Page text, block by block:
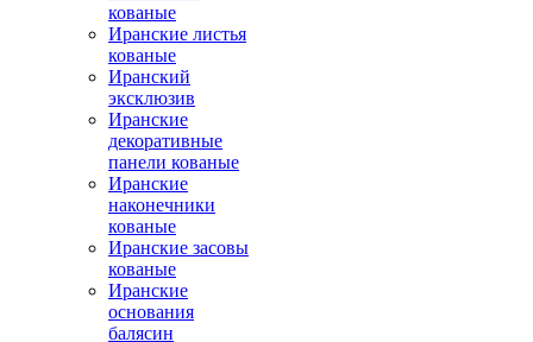
кованые
Иранские листья
кованые
Иранский
эксклюзив
Иранские
декоративные
панели кованые
Иранские
наконечники
кованые
Иранские засовы
кованые
Иранские
основания
балясин